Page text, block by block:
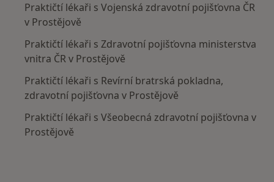
Praktičtí lékaři s Vojenská zdravotní pojišťovna ČR
v Prostějově
Praktičtí lékaři s Zdravotní pojišťovna ministerstva
vnitra ČR v Prostějově
Praktičtí lékaři s Revírní bratrská pokladna,
zdravotní pojišťovna v Prostějově
Praktičtí lékaři s Všeobecná zdravotní pojišťovna v
Prostějově